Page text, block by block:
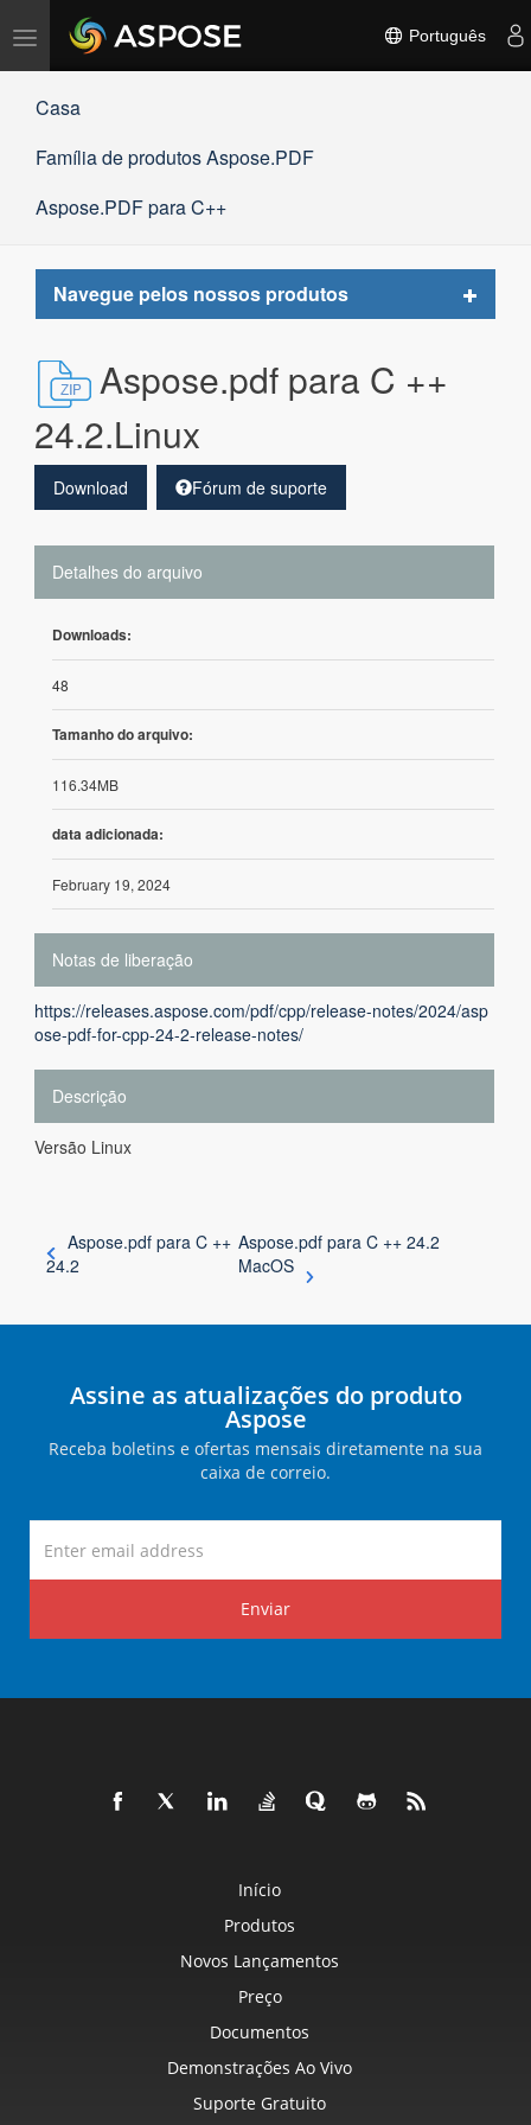
Alternar
navegação
Português
Casa
Família de produtos Aspose.PDF
Aspose.PDF para C++
Navegue pelos nossos produtos
Toggle
Aspose.pdf para C ++
24.2.Linux
Download Fórum de suporte
Detalhes do arquivo
Downloads:
48
Tamanho do arquivo:
116.34MB
data adicionada:
February 19, 2024
Notas de liberação
https://releases.aspose.com/pdf/cpp/release-notes/2024/asp
ose-pdf-for-cpp-24-2-release-notes/
Descrição
Versão Linux
Aspose.pdf para C ++
24.2
Aspose.pdf para C ++ 24.2
MacOS
Assine as atualizações do produto
Aspose
Receba boletins e ofertas mensais diretamente na sua
caixa de correio.
Enviar
Início
Produtos
Novos Lançamentos
Preço
Documentos
Demonstrações Ao Vivo
Suporte Gratuito